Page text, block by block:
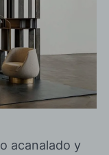
acanalado y